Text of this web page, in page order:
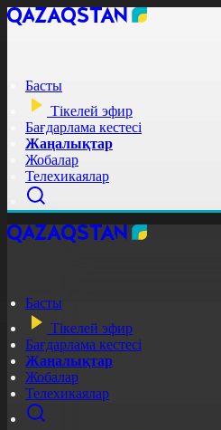
Басты
Тікелей эфир
Бағдарлама кестесі
Жаңалықтар
Жобалар
Телехикаялар
Басты
Тікелей эфир
Бағдарлама кестесі
Жаңалықтар
Жобалар
Телехикаялар